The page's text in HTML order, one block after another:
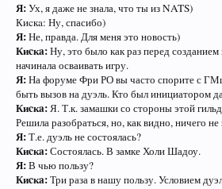
Я:Ух, я даже не знала, что ты из NATS)
Киcкa: Ну, спасибо)
Я:Не, правда. Для меня это новость)
Киcкa:Ну, это было как раз перед
начинала осваивать игру.
Я:На форуме Фри РО вы часто спорите с
быть вызов на дуэль. Кто был инициатором
Киcкa:Я. Т.к. замашки со стороны этой
Решила разобраться, но, как видно, ничего
Я:Т.е. дуэль не состоялась?
Киcкa:Состоялась. В замке Холи Шадоу.
Я:В чью пользу?
Киcкa:Три раза в нашу пользу. Условием